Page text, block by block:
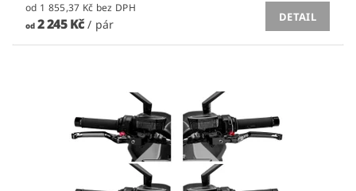
od 1 855,37 Kč bez DPH
od2 245 Kč/ pár
DETAIL